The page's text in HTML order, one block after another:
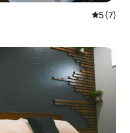
Átlagos
5 (7)